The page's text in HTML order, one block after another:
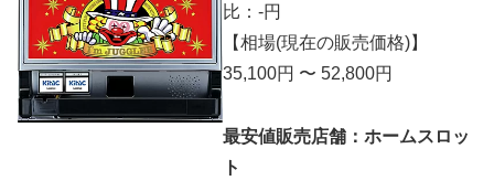
比：-円
【相場(現在の販売価格)】
35,100円 〜 52,800円
最安値販売店舗：ホームスロッ
ト